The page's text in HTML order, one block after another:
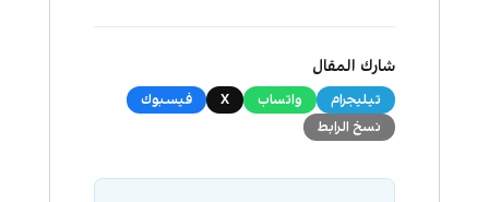
شارك المقال
تيليجرام واتساب X
فيسبوك
نسخ الرابط